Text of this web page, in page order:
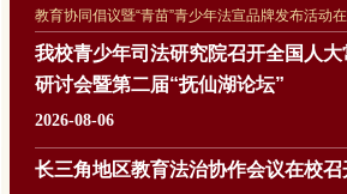
教育协同倡议暨“青苗”青少年法宣品牌发布活动
本次活动由华东政法大学联合上海市教育系统关
新区政协教卫体委、浦东新区法院、浦东新区检
浦东新区司法局共同主办。我校党委副书记、副
辞，上海市教育系统关工委何勤华工作室首席专
活动是浦东新区“向日葵”青少年法治素养提升工
我校青少年司法研究院召开全国人
研讨会暨第二届“抚仙湖论坛”
2026-08-06
2026年7月29日至30日，为了进一步解决全国人
题、联合国儿童基金会驻华办事处所资助课题研
长三角地区教育法治协作会议在校召